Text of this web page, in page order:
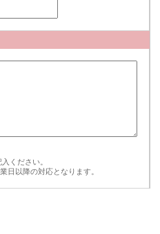
ください。
日以降の対応となります。